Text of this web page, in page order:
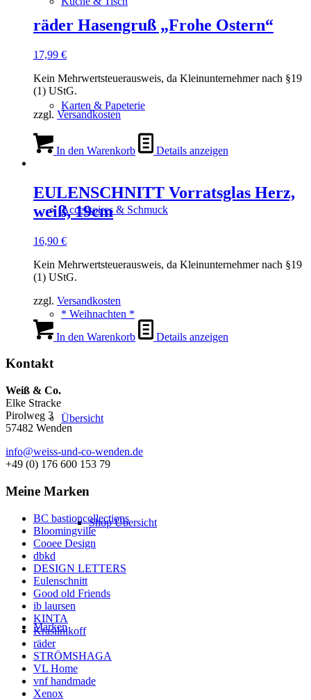
Karten & Papeterie
Accessoires & Schmuck
* Weihnachten *
Übersicht
Shop Übersicht
Marken
räder Hasengruß „Frohe Ostern“
17,99 €
Kein Mehrwertsteuerausweis, da Kleinunternehmer nach §19
(1) UStG.
zzgl. Versandkosten
In den Warenkorb Details anzeigen
EULENSCHNITT Vorratsglas Herz,
weiß, 19cm
16,90 €
Kein Mehrwertsteuerausweis, da Kleinunternehmer nach §19
(1) UStG.
zzgl. Versandkosten
In den Warenkorb Details anzeigen
Kontakt
Weiß & Co.
Elke Stracke
Pirolweg 3
57482 Wenden
info@weiss-und-co-wenden.de
+49 (0) 176 600 153 79
Meine Marken
BC bastioncollections
Bloomingville
Cooee Design
dbkd
DESIGN LETTERS
Eulenschnitt
Good old Friends
ib laursen
KINTA
Krasilnikoff
räder
STRÖMSHAGA
VL Home
vnf handmade
Xenox